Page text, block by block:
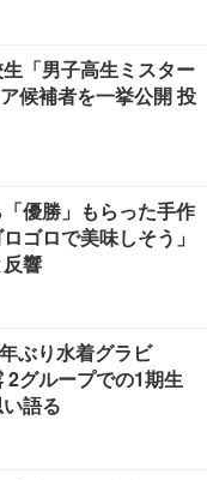
「男子高生ミスター
候補者を一挙公開 投
優勝」もらった手作
ゴロで美味しそう」
反響
ぶり水着グラビ
2グループでの1期生
語る